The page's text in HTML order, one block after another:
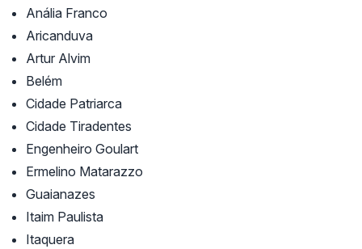
Anália Franco
Aricanduva
Artur Alvim
Belém
Cidade Patriarca
Cidade Tiradentes
Engenheiro Goulart
Ermelino Matarazzo
Guaianazes
Itaim Paulista
Itaquera